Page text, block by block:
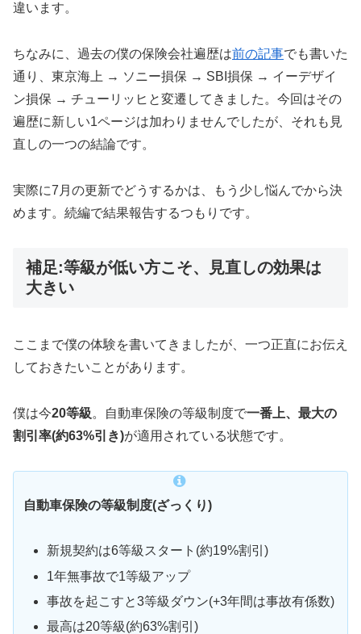
違います。
ちなみに、過去の僕の保険会社遍歴は前の記事でも書いた
通り、東京海上 → ソニー損保 → SBI損保 → イーデザイ
ン損保 → チューリッヒと変遷してきました。今回はその
遍歴に新しい1ページは加わりませんでしたが、それも見
直しの一つの結論です。
実際に7月の更新でどうするかは、もう少し悩んでから決
めます。続編で結果報告するつもりです。
補足:等級が低い方こそ、見直しの効果は
大きい
ここまで僕の体験を書いてきましたが、一つ正直にお伝え
しておきたいことがあります。
僕は今20等級。自動車保険の等級制度で一番上、最大の
割引率(約63%引き)が適用されている状態です。
自動車保険の等級制度(ざっくり)
新規契約は6等級スタート(約19%割引)
1年無事故で1等級アップ
事故を起こすと3等級ダウン(+3年間は事故有係数)
最高は20等級(約63%割引)